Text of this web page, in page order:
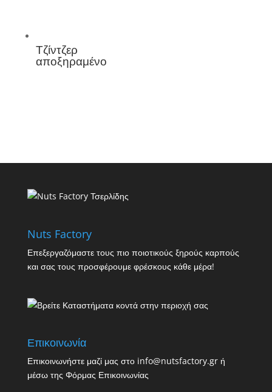
Τζίντζερ
αποξηραμένο
Nuts Factory
Επεξεργαζόμαστε τους πιο ποιοτικούς ξηρούς καρπούς
και σας τους προσφέρουμε φρέσκους κάθε μέρα!
Επικοινωνία
Επικοινωνήστε μαζί μας στο info@nutsfactory.gr ή
μέσω της Φόρμας Επικοινωνίας